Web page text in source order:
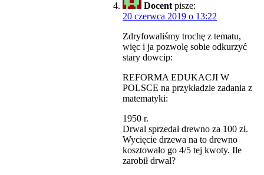
Docent pisze:
20 czerwca 2019 o 13:22
Zdryfowaliśmy trochę z tematu,
więc i ja pozwolę sobie odkurzyć
stary dowcip:
REFORMA EDUKACJI W
POLSCE na przykładzie zadania z
matematyki:
1950 r.
Drwal sprzedał drewno za 100 zł.
Wycięcie drzewa na to drewno
kosztowało go 4/5 tej kwoty. Ile
zarobił drwal?